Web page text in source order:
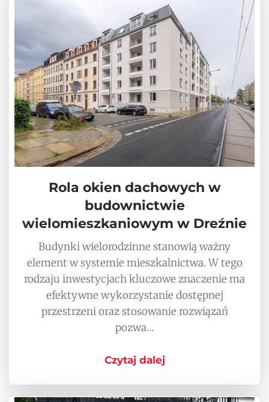
Rola okien dachowych w
budownictwie
wielomieszkaniowym w Dreźnie
Budynki wielorodzinne stanowią ważny
element w systemie mieszkalnictwa. W tego
rodzaju inwestycjach kluczowe znaczenie ma
efektywne wykorzystanie dostępnej
przestrzeni oraz stosowanie rozwiązań
pozwa…
Czytaj dalej